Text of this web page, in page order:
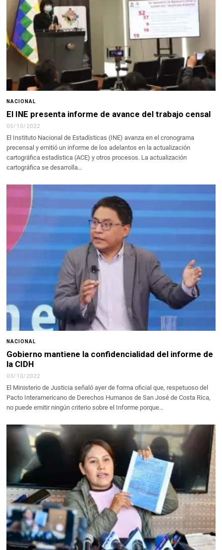
NACIONAL
El INE presenta informe de avance del trabajo censal
05/10/2022
El Instituto Nacional de Estadísticas (INE) avanza en el cronograma
precensal y emitió un informe de los adelantos en la actualización
cartográfica estadística (ACE) y otros procesos. La actualización
cartográfica se desarrolla…
NACIONAL
Gobierno mantiene la confidencialidad del informe de
la CIDH
03/10/2022
El Ministerio de Justicia señaló ayer de forma oficial que, respetuoso del
Pacto Interamericano de Derechos Humanos de San José de Costa Rica,
no puede emitir ningún criterio sobre el Informe porque…